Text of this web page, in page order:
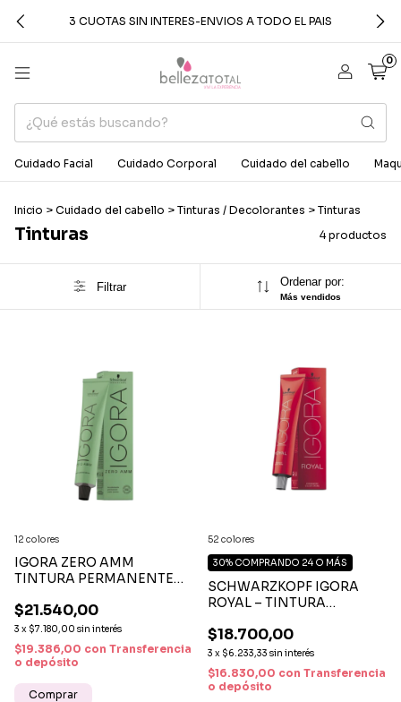
3 CUOTAS SIN INTERES-ENVIOS A TODO EL PAIS
0
Cuidado Facial Cuidado Corporal Cuidado del cabello
Inicio > Cuidado del cabello > Tinturas / Decolorantes > Tinturas
Tinturas 4 productos
Filtrar Ordenar por:
Más vendidos
IGORA ZERO AMM
TINTURA PERMANENTE
INTENSO Y CUIDADO
CAPILAR
$21.540,00
3 x $7.180,00 sin interés
$19.386,00 con Transferencia
o depósito
12 colores
Comprar
SCHWARZKOPF IGORA
ROYAL – TINTURA
INTENSO Y DURADERO
$18.700,00
3 x $6.233,33 sin interés
30% COMPRANDO 24 O MÁS
$16.830,00 con Transferencia
o depósito
52 colores